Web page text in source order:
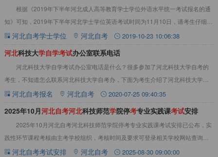
根据《2019年下半年河北成人高等教育学士学位外语水平统一考试报名的通
知》可知，2019年下半年河北学士学位英语考试时间为11月10日，请考生仔细阅
读下面内容，合理安排时间准备考试
河北自考学士学位 河北自考 2019-10-23 10:06:38
河北科技大学自学考试办公室联系电话
河北科技大学自学考试办公室电话是什么？很多参加了河北科技大学自考的
考生，不知道怎么联系河北科技大学自考办，下面为考生介绍了河北科技大学自
考办联系电话、地址及自考报名入口等相关内容。
河北自考报名 河北自考 2020-07-25 09:40:35
2025年10月河北自考河北科技师范学院停考专业实践课考试安排
2025年10月河北自考河北科技师范学院停考专业实践课考试安排已公布，实
践性环节课程考核由主考学校组织，考核时间及要求可登录相关学校网站查询。
详情见下文：2025年10月河北自考河
河北自考考试安排 河北自考 2025-08-30 09:00:00